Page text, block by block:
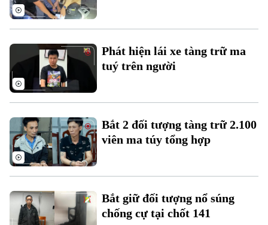
Theo dõi Hà Nội On
Điện ảnh
Âm nhạc
Phát hiện lái xe tàng trữ ma
tuý trên người
Bắt 2 đối tượng tàng trữ 2.100
viên ma túy tổng hợp
Bắt giữ đối tượng nổ súng
chống cự tại chốt 141